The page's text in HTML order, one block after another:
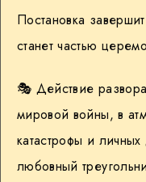
Постановка
станет частью
🎭 Действие
мировой войны, в
катастрофы и
любовный